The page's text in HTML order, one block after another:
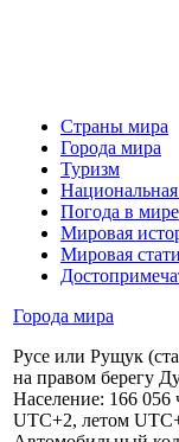
Страны мира
Города мира
Туризм
Погода в мире
Мировая
Мировая
Города мира
Русе или Рущук
на правом берегу
Население: 166 056
UTC+2, летом